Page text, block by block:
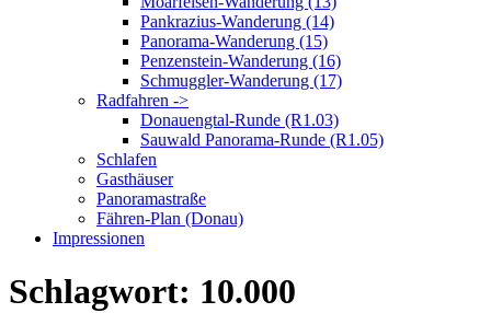
Pankrazius-Wanderung (14)
Panorama-Wanderung (15)
Penzenstein-Wanderung (16)
Schmuggler-Wanderung (17)
Radfahren ->
Donauengtal-Runde (R1.03)
Sauwald Panorama-Runde (R1.05)
Schlafen
Gasthäuser
Panoramastraße
Fähren-Plan (Donau)
Impressionen
Schlagwort: 10.000